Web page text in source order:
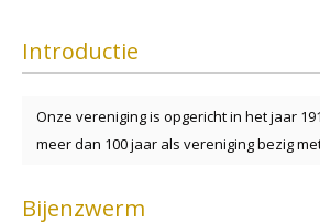
Introductie
Onze vereniging is opgericht in het jaar
meer dan 100 jaar als vereniging bezig
Bijenzwerm